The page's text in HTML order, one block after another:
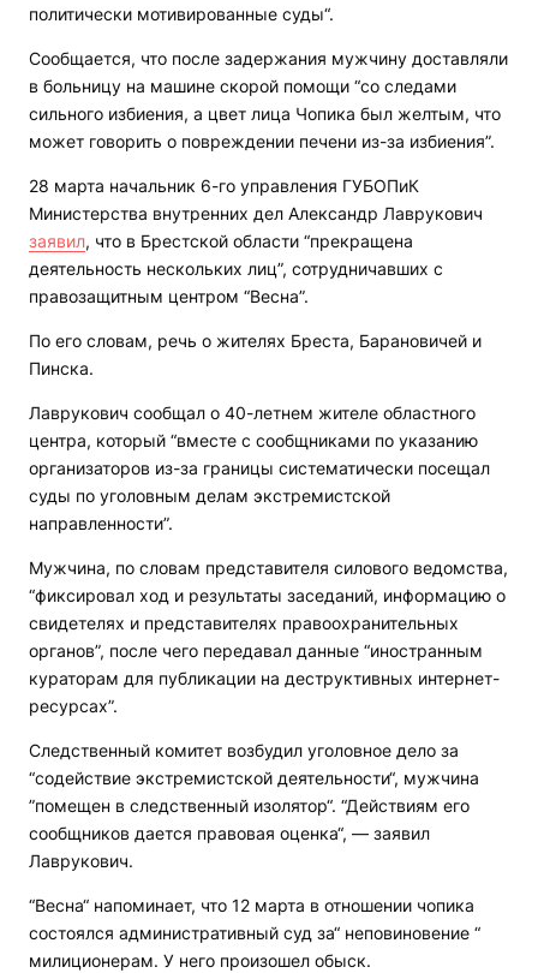
политически мотивированные суды“.
Сообщается, что после задержания мужчину доставляли
в больницу на машине скорой помощи “со следами
сильного избиения, а цвет лица Чопика был желтым, что
может говорить о повреждении печени из-за избиения”.
28 марта начальник 6-го управления ГУБОПиК
Министерства внутренних дел Александр Лаврукович
заявил, что в Брестской области “прекращена
деятельность нескольких лиц”, сотрудничавших с
правозащитным центром “Весна”.
По его словам, речь о жителях Бреста, Барановичей и
Пинска.
Лаврукович сообщал о 40-летнем жителе областного
центра, который “вместе с сообщниками по указанию
организаторов из-за границы систематически посещал
суды по уголовным делам экстремистской
направленности”.
Мужчина, по словам представителя силового ведомства,
“фиксировал ход и результаты заседаний, информацию о
свидетелях и представителях правоохранительных
органов”, после чего передавал данные “иностранным
кураторам для публикации на деструктивных интернет-
ресурсах”.
Следственный комитет возбудил уголовное дело за
“содействие экстремистской деятельности“, мужчина
”помещен в следственный изолятор“. “Действиям его
сообщников дается правовая оценка“, — заявил
Лаврукович.
“Весна“ напоминает, что 12 марта в отношении чопика
состоялся административный суд за“ неповиновение “
милиционерам. У него произошел обыск.